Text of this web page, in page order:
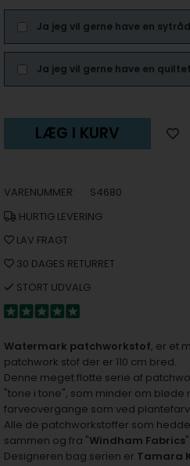
Ja jeg vil gerne have en
Ja jeg vil gerne have en
LÆG I KURV
VARENUMMER:
S4680
HURTIG LEVERING
LAV FRAGT
30 DAGES RETURRET
STORT UDVALG
Watermark patchworkstof, er et
patchwork stof der er 110 cm bred.
Denne meget flotte serie af
"tone i tone", som minder om
farveovergange som ved
Alle de patchworkstoffer som
sammen og fra "Windham Fabrics"
Designeren bag serien er Tamara